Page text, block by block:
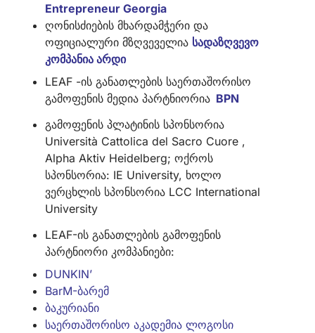
Entrepreneur Georgia
ღონისძიების მხარდამჭერი და
ოფიციალური მზღვეველია სადაზღვევო
კომპანია არდი
LEAF -ის განათლების საერთაშორისო
გამოფენის მედია პარტნიორია BPN
გამოფენის პლატინის სპონსორია
Università Cattolica del Sacro Cuore ,
Alpha Aktiv Heidelberg; ოქროს
სპონსორია: IE University, ხოლო
ვერცხლის სპონსორია LCC International
University
LEAF-ის განათლების გამოფენის
პარტნიორი კომპანიები:
DUNKIN’
BarM-ბარემ
ბაკურიანი
საერთაშორისო აკადემია ლოგოსი